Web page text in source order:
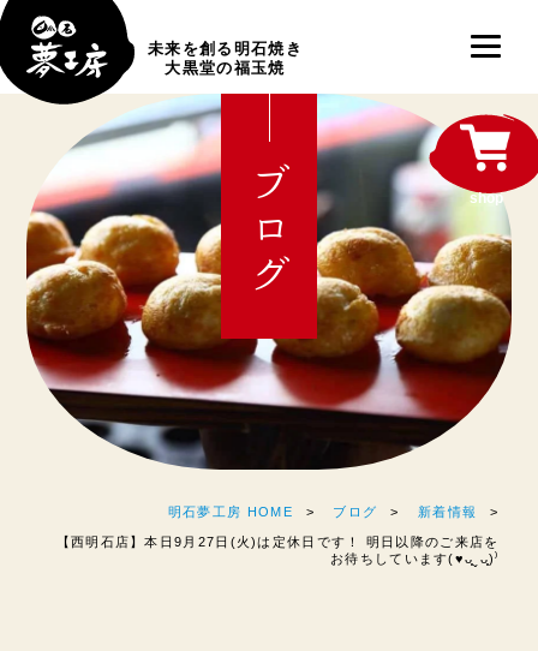
未来を創る明石焼き
大黒堂の福玉焼
ブログ
明石夢工房 HOME ブログ 新着情報
【西明石店】本日9月27日(火)は定休日です！ 明日以降のご来店を
お待ちしています(♥︎︎ᴗ͈ˬᴗ͈)⁾
shop